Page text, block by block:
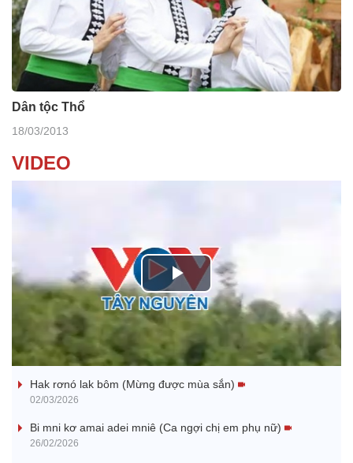
Dân tộc Thổ
18/03/2013
VIDEO
P
a
V
Nhớ bạn
Hak rơnó lak bôm (Mừng được mùa sắn)
02/03/2026
Bi mni kơ amai adei mniê (Ca ngợi chị em phụ nữ)
26/02/2026